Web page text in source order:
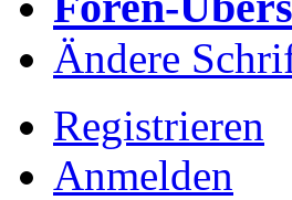
Ändere
Registrieren
Anmelden